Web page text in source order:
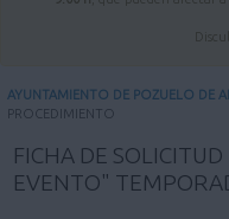
AYUNTAMIENTO DE POZUELO DE
PROCEDIMIENTO
FICHA DE
EVENTO"